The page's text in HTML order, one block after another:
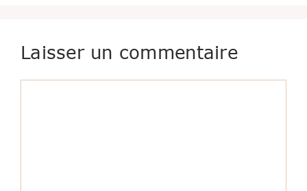
Laisser un commentaire